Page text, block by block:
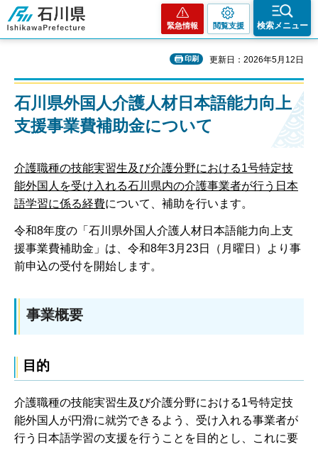
石川県
緊急情報 閲覧支援 検索メニュー
印刷 更新日：2026年5月12日
石川県外国人介護人材日本語能力向上
支援事業費補助金について
介護職種の技能実習生及び介護分野における1号特定技
能外国人を受け入れる石川県内の介護事業者が行う日本
語学習に係る経費について、補助を行います。
令和8年度の「石川県外国人介護人材日本語能力向上支
援事業費補助金」は、令和8年3月23日（月曜日）より事
前申込の受付を開始します。
事業概要
目的
介護職種の技能実習生及び介護分野における1号特定技
能外国人が円滑に就労できるよう、受け入れる事業者が
行う日本語学習の支援を行うことを目的とし、これに要